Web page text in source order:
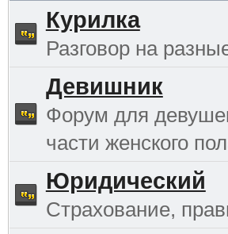
Курилка
Разговор на
Девишник
Форум для
части женского
Юридический
Страхование,